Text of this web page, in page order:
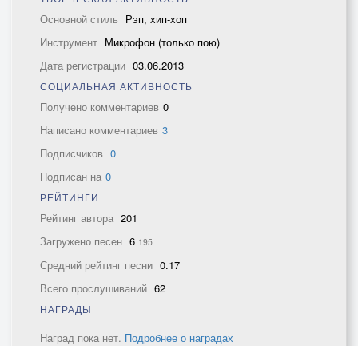
Основной стиль Рэп, хип-хоп
Инструмент Микрофон (только пою)
Дата регистрации 03.06.2013
СОЦИАЛЬНАЯ АКТИВНОСТЬ
Получено комментариев 0
Написано комментариев 3
Подписчиков 0
Подписан на 0
РЕЙТИНГИ
Рейтинг автора 201
Загружено песен 6 195
Средний рейтинг песни 0.17
Всего прослушиваний 62
НАГРАДЫ
Наград пока нет. Подробнее о наградах